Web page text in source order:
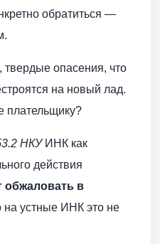
обратиться —
твердые опасения, что
на новый лад.
плательщику?
НКУИНК как
действия
обжаловать в
на устные ИНК это не